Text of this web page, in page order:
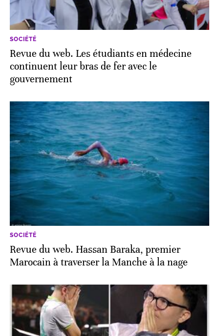
SOCIÉTÉ
Revue du web. Les étudiants en médecine
continuent leur bras de fer avec le
gouvernement
SOCIÉTÉ
Revue du web. Hassan Baraka, premier
Marocain à traverser la Manche à la nage